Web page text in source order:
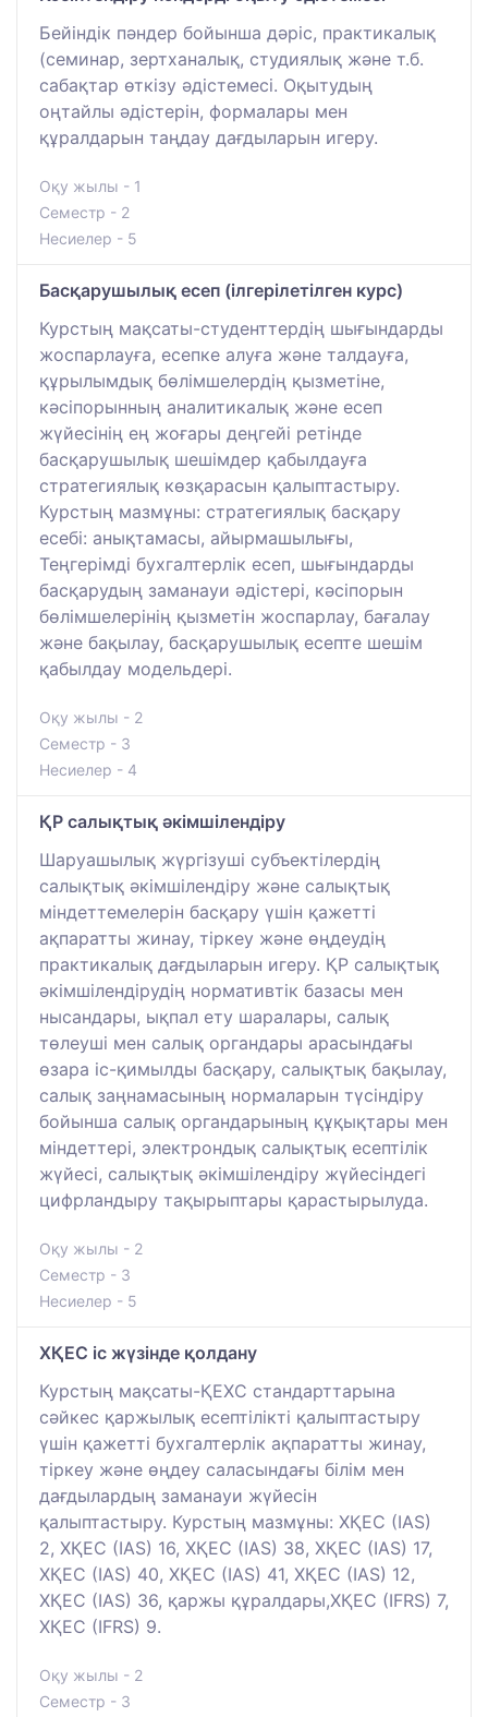
Бейіндік пәндер бойынша дәріс, практикалық
(семинар, зертханалық, студиялық және т.б.
сабақтар өткізу әдістемесі. Оқытудың
оңтайлы әдістерін, формалары мен
құралдарын таңдау дағдыларын игеру.
Оқу жылы - 1
Семестр - 2
Несиелер - 5
Басқарушылық есеп (ілгерілетілген курс)
Курстың мақсаты-студенттердің шығындарды
жоспарлауға, есепке алуға және талдауға,
құрылымдық бөлімшелердің қызметіне,
кәсіпорынның аналитикалық және есеп
жүйесінің ең жоғары деңгейі ретінде
басқарушылық шешімдер қабылдауға
стратегиялық көзқарасын қалыптастыру.
Курстың мазмұны: стратегиялық басқару
есебі: анықтамасы, айырмашылығы,
Теңгерімді бухгалтерлік есеп, шығындарды
басқарудың заманауи әдістері, кәсіпорын
бөлімшелерінің қызметін жоспарлау, бағалау
және бақылау, басқарушылық есепте шешім
қабылдау модельдері.
Оқу жылы - 2
Семестр - 3
Несиелер - 4
ҚР салықтық әкімшілендіру
Шаруашылық жүргізуші субъектілердің
салықтық әкімшілендіру және салықтық
міндеттемелерін басқару үшін қажетті
ақпаратты жинау, тіркеу және өңдеудің
практикалық дағдыларын игеру. ҚР салықтық
әкімшілендірудің нормативтік базасы мен
нысандары, ықпал ету шаралары, салық
төлеуші мен салық органдары арасындағы
өзара іс-қимылды басқару, салықтық бақылау,
салық заңнамасының нормаларын түсіндіру
бойынша салық органдарының құқықтары мен
міндеттері, электрондық салықтық есептілік
жүйесі, салықтық әкімшілендіру жүйесіндегі
цифрландыру тақырыптары қарастырылуда.
Оқу жылы - 2
Семестр - 3
Несиелер - 5
ХҚЕС іс жүзінде қолдану
Курстың мақсаты-ҚЕХС стандарттарына
сәйкес қаржылық есептілікті қалыптастыру
үшін қажетті бухгалтерлік ақпаратты жинау,
тіркеу және өңдеу саласындағы білім мен
дағдылардың заманауи жүйесін
қалыптастыру. Курстың мазмұны: ХҚЕС (IAS)
2, ХҚЕС (IAS) 16, ХҚЕС (IAS) 38, ХҚЕС (IAS) 17,
ХҚЕС (IAS) 40, ХҚЕС (IAS) 41, ХҚЕС (IAS) 12,
ХҚЕС (IAS) 36, қаржы құралдары,ХҚЕС (IFRS) 7,
ХҚЕС (IFRS) 9.
Оқу жылы - 2
Семестр - 3